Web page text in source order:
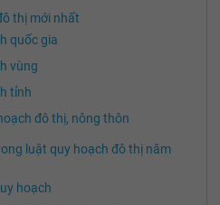
thị mới nhất
quốc gia
vùng
tỉnh
đô thị, nông thôn
luật quy hoạch đô thị năm
hoạch